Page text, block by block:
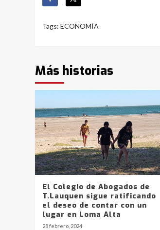
Tags: ECONOMÍA
Más historias
El Colegio de Abogados de
T.Lauquen sigue ratificando
el deseo de contar con un
lugar en Loma Alta
28 febrero, 2024